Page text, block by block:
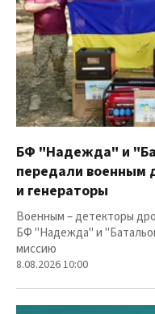
БФ "Надежда" и
передали военным
и генераторы
Военным – детекторы
БФ "Надежда" и
миссию
8.08.2026 10:00